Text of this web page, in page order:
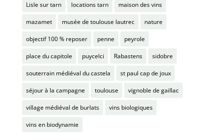
Lisle sur tarn locations tarn maison des vins
mazamet musée de toulouse lautrec nature
objectif 100 % reposer penne peyrole
place du capitole puycelci Rabastens sidobre
souterrain médiéval du castela st paul cap de joux
séjour à la campagne toulouse vignoble de gaillac
village médiéval de burlats vins biologiques
vins en biodynamie